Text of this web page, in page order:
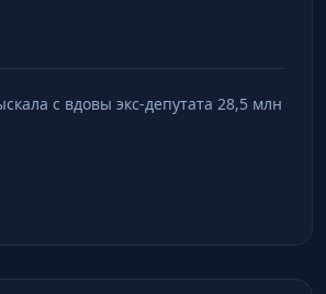
с вдовы экс-депутата 28,5 млн